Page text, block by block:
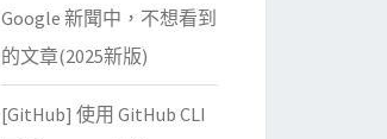
Google 新聞中，不想看到
的文章(2025新版)
[GitHub] 使用 GitHub CLI